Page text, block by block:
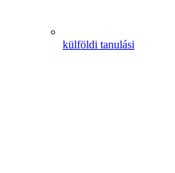
külföldi tanulási